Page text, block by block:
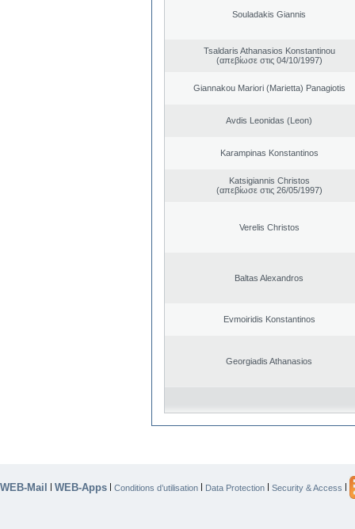
Souladakis Giannis
Tsaldaris Athanasios Konstantinou
(απεβίωσε στις 04/10/1997)
Giannakou Mariori (Marietta) Panagiotis
Avdis Leonidas (Leon)
Karampinas Konstantinos
Katsigiannis Christos
(απεβίωσε στις 26/05/1997)
Verelis Christos
Baltas Alexandros
Evmoiridis Konstantinos
Georgiadis Athanasios
WEB-Mail | WEB-Apps | Conditions d’utilisation | Data Protection | Security & Access |